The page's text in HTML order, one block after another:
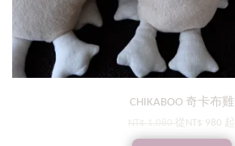
CHIKABOO 奇卡布雞
從 NT$ 980 起